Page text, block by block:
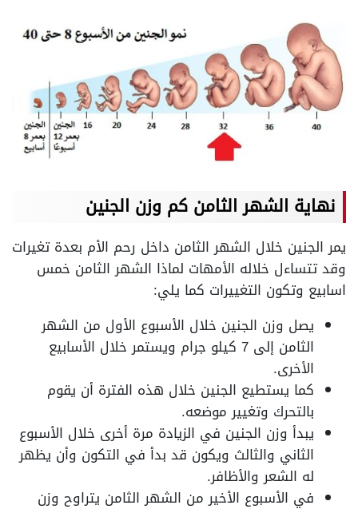
نهاية الشهر الثامن كم وزن الجنين
يمر الجنين خلال الشهر الثامن داخل رحم الأم بعدة تغيرات
وقد تتساءل خلاله الأمهات لماذا الشهر الثامن خمس
اسابيع وتكون التغييرات كما يلي:
يصل وزن الجنين خلال الأسبوع الأول من الشهر
الثامن إلى 7 كيلو جرام ويستمر خلال الأسابيع
الأخرى.
كما يستطيع الجنين خلال هذه الفترة أن يقوم
بالتحرك وتغيير موضعه.
يبدأ وزن الجنين في الزيادة مرة أخرى خلال الأسبوع
الثاني والثالث ويكون قد بدأ في التكون وأن يظهر
له الشعر والأظافر.
في الأسبوع الأخير من الشهر الثامن يتراوح وزن